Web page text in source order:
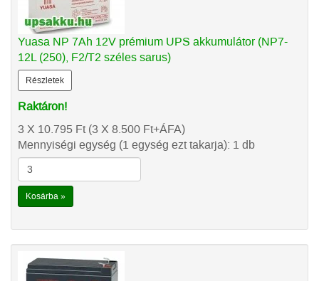
Yuasa NP 7Ah 12V prémium UPS akkumulátor (NP7-
12L (250), F2/T2 széles sarus)
Részletek
Raktáron!
3 X 10.795 Ft(3 X 8.500 Ft+ÁFA)
Mennyiségi egység (1 egység ezt takarja): 1 db
Kosárba »